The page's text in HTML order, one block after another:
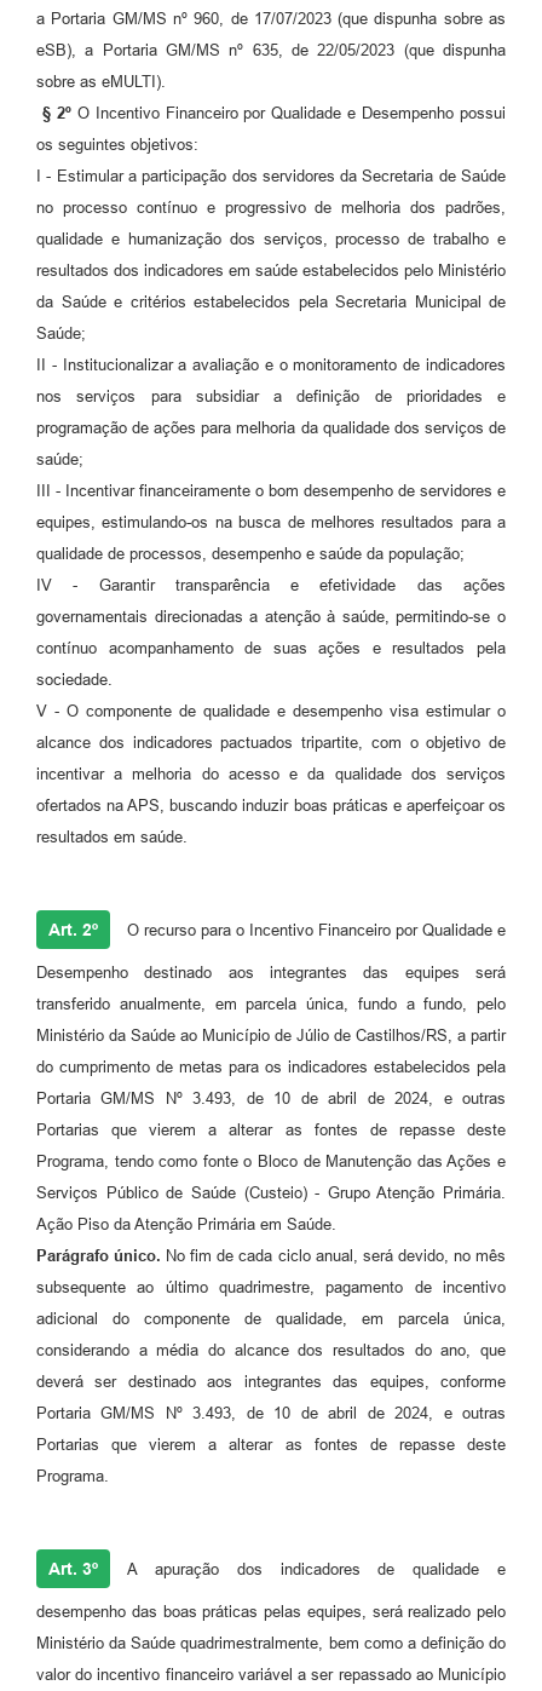
a Portaria GM/MS nº 960, de 17/07/2023 (que dispunha sobre as
eSB), a Portaria GM/MS nº 635, de 22/05/2023 (que dispunha
sobre as eMULTI).
§ 2º O Incentivo Financeiro por Qualidade e Desempenho possui
os seguintes objetivos:
I - Estimular a participação dos servidores da Secretaria de Saúde
no processo contínuo e progressivo de melhoria dos padrões,
qualidade e humanização dos serviços, processo de trabalho e
resultados dos indicadores em saúde estabelecidos pelo Ministério
da Saúde e critérios estabelecidos pela Secretaria Municipal de
Saúde;
II - Institucionalizar a avaliação e o monitoramento de indicadores
nos serviços para subsidiar a definição de prioridades e
programação de ações para melhoria da qualidade dos serviços de
saúde;
III - Incentivar financeiramente o bom desempenho de servidores e
equipes, estimulando-os na busca de melhores resultados para a
qualidade de processos, desempenho e saúde da população;
IV - Garantir transparência e efetividade das ações
governamentais direcionadas a atenção à saúde, permitindo-se o
contínuo acompanhamento de suas ações e resultados pela
sociedade.
V - O componente de qualidade e desempenho visa estimular o
alcance dos indicadores pactuados tripartite, com o objetivo de
incentivar a melhoria do acesso e da qualidade dos serviços
ofertados na APS, buscando induzir boas práticas e aperfeiçoar os
resultados em saúde.
Art. 2º O recurso para o Incentivo Financeiro por Qualidade e
Desempenho destinado aos integrantes das equipes será
transferido anualmente, em parcela única, fundo a fundo, pelo
Ministério da Saúde ao Município de Júlio de Castilhos/RS, a partir
do cumprimento de metas para os indicadores estabelecidos pela
Portaria GM/MS Nº 3.493, de 10 de abril de 2024, e outras
Portarias que vierem a alterar as fontes de repasse deste
Programa, tendo como fonte o Bloco de Manutenção das Ações e
Serviços Público de Saúde (Custeio) - Grupo Atenção Primária.
Ação Piso da Atenção Primária em Saúde.
Parágrafo único. No fim de cada ciclo anual, será devido, no mês
subsequente ao último quadrimestre, pagamento de incentivo
adicional do componente de qualidade, em parcela única,
considerando a média do alcance dos resultados do ano, que
deverá ser destinado aos integrantes das equipes, conforme
Portaria GM/MS Nº 3.493, de 10 de abril de 2024, e outras
Portarias que vierem a alterar as fontes de repasse deste
Programa.
Art. 3º A apuração dos indicadores de qualidade e
desempenho das boas práticas pelas equipes, será realizado pelo
Ministério da Saúde quadrimestralmente, bem como a definição do
valor do incentivo financeiro variável a ser repassado ao Município